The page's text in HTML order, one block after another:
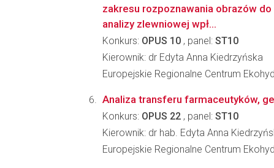
zakresu rozpoznawania obrazów
analizy zlewniowej wpł...
Konkurs: OPUS 10 , panel: ST10
Kierownik: dr Edyta Anna Kiedrzyńska
Europejskie Regionalne Centrum
Analiza transferu farmaceutyków,
Konkurs: OPUS 22 , panel: ST10
Kierownik: dr hab. Edyta Anna
Europejskie Regionalne Centrum